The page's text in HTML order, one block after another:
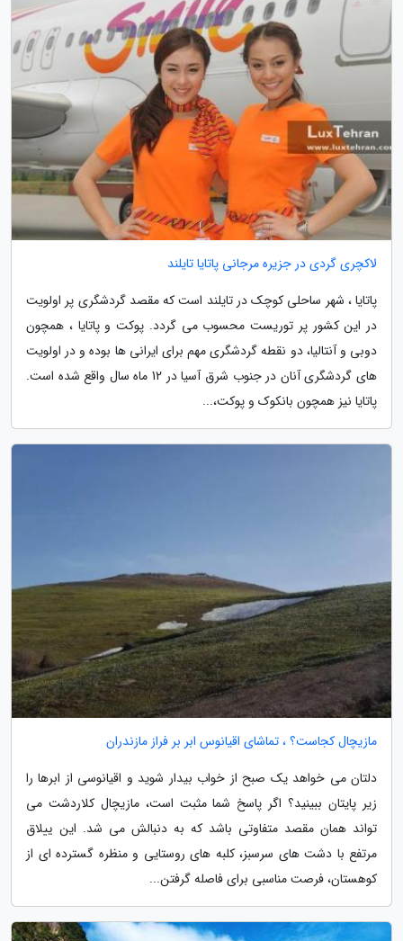
لاکچری گردی در جزیره مرجانی پاتایا تایلند
پاتایا ، شهر ساحلی کوچک در تایلند است که مقصد گردشگری پر اولویت
در این کشور پر توریست محسوب می گردد. پوکت و پاتایا ، همچون
دوبی و آنتالیا، دو نقطه گردشگری مهم برای ایرانی ها بوده و در اولویت
های گردشگری آنان در جنوب شرق آسیا در 12 ماه سال واقع شده است.
پاتایا نیز همچون بانکوک و پوکت،...
مازیچال کجاست؟ ، تماشای اقیانوس ابر بر فراز مازندران
دلتان می خواهد یک صبح از خواب بیدار شوید و اقیانوسی از ابرها را
زیر پایتان ببینید؟ اگر پاسخ شما مثبت است، مازیچال کلاردشت می
تواند همان مقصد متفاوتی باشد که به دنبالش می شد. این ییلاق
مرتفع با دشت های سرسبز، کلبه های روستایی و منظره گسترده ای از
کوهستان، فرصت مناسبی برای فاصله گرفتن...